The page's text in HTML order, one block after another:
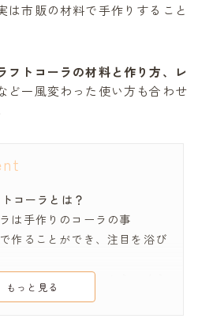
ム
は市販の材料で手作りすること
フトコーラの材料と作り方、レ
ど一風変わった使い方も合わせ
コーラとは？
は手作りのコーラの事
作ることができ、注目を浴び
は複数のスパイスからつくら
もっと見る